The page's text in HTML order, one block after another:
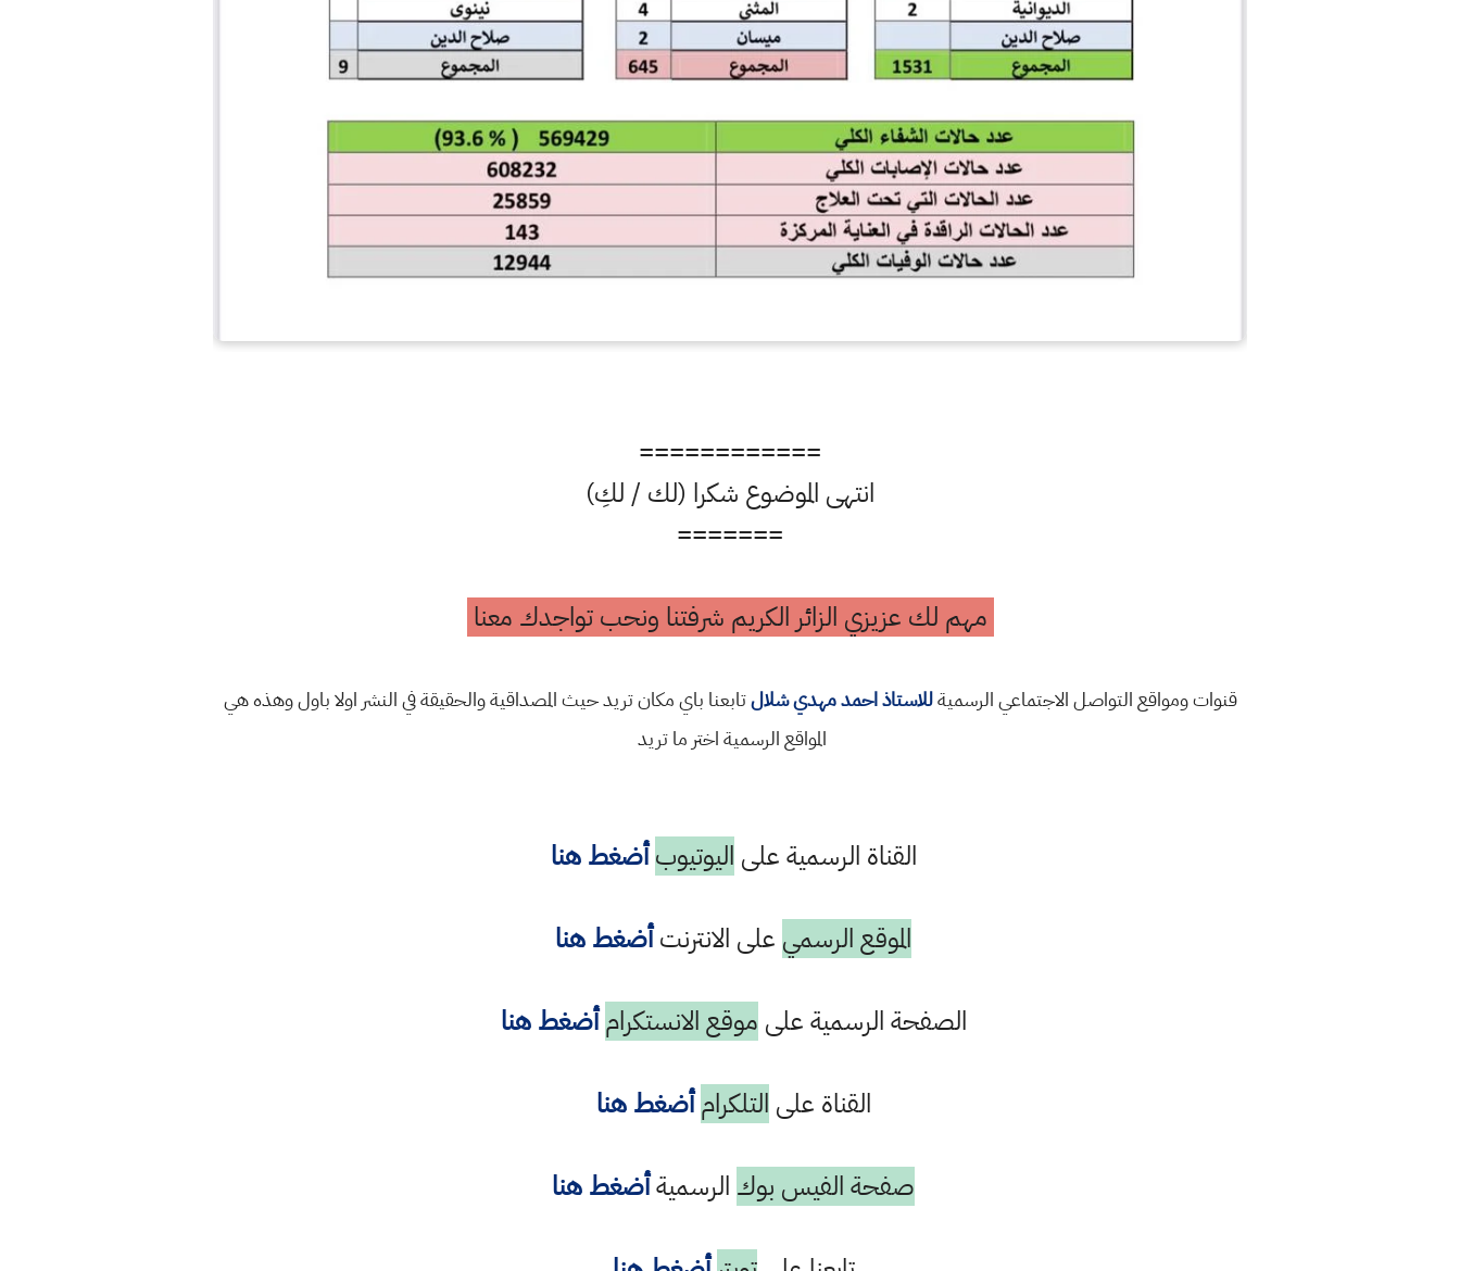
============
انتهى الموضوع شكرا (لك / لكِ)
=======
مهم لك عزيزي الزائر الكريم شرفتنا ونحب تواجدك معنا
قنوات ومواقع التواصل الاجتماعي الرسميةللاستاذ احمد مهدي شلالتابعنا باي مكان تريد حيث المصداقية والحقيقة في النشر اولا باول وهذه هي
المواقع الرسمية اختر ما تريد
القناة الرسمية على اليوتيوب أضغط هنا
الموقع الرسمي على الانترنتأضغط هنا
الصفحة الرسمية على موقع الانستكرام أضغط هنا
القناة على التلكرام أضغط هنا
صفحة الفيس بوك الرسميةأضغط هنا